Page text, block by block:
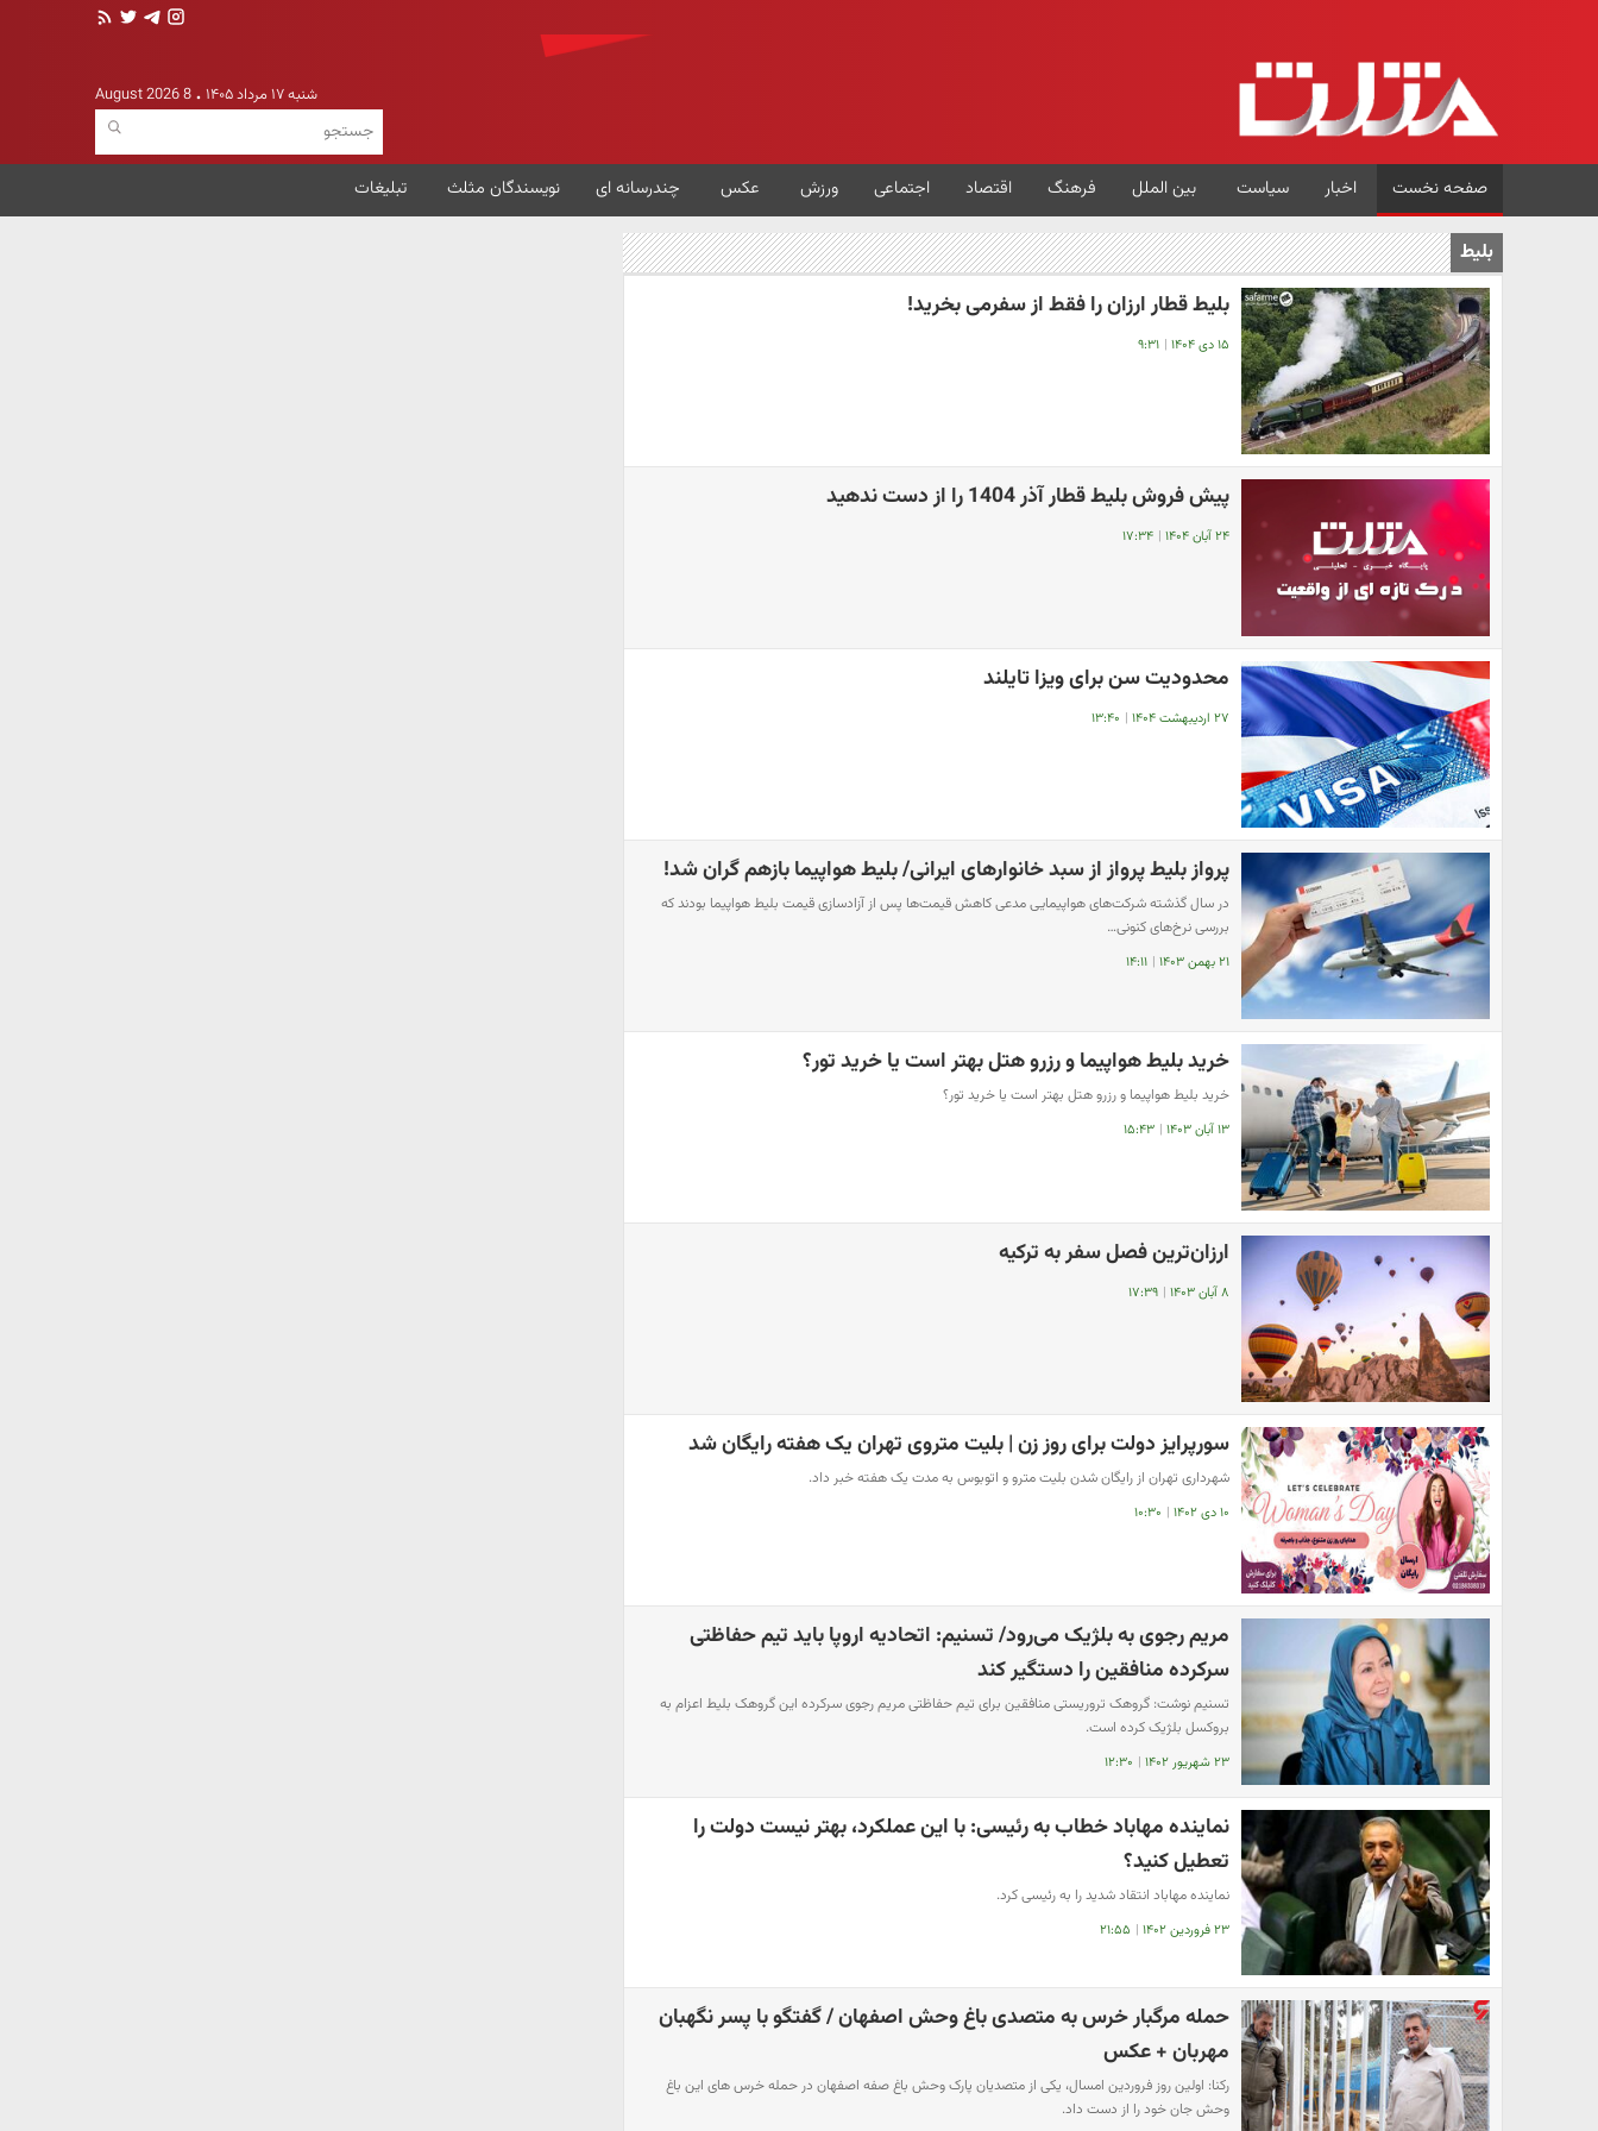
شنبه ۱۷ مرداد ۱۴۰۵ 8 August 2026
صفحه نخست اخبار سیاست بین الملل فرهنگ اقتصاد اجتماعی ورزش عکس چندرسانه ای نویسندگان مثلث تبلیغات
بلیط
بلیط قطار ارزان را فقط از سفرمی بخرید!
۱۵ دی ۱۴۰۴ | ۹:۳۱
پیش فروش بلیط قطار آذر 1404 را از دست ندهید
۲۴ آبان ۱۴۰۴ | ۱۷:۳۴
محدودیت سن برای ویزا تایلند
۲۷ اردیبهشت ۱۴۰۴ | ۱۳:۴۰
پرواز بلیط پرواز از سبد خانوارهای ایرانی/ بلیط هواپیما بازهم گران شد!
در سال گذشته شرکت‌های هواپیمایی مدعی کاهش قیمت‌ها پس از آزادسازی قیمت بلیط هواپیما بودند که
بررسی نرخ‌های کنونی…
۲۱ بهمن ۱۴۰۳ | ۱۴:۱۱
خرید بلیط هواپیما و رزرو هتل بهتر است یا خرید تور؟
خرید بلیط هواپیما و رزرو هتل بهتر است یا خرید تور؟
۱۳ آبان ۱۴۰۳ | ۱۵:۴۳
ارزان‌ترین فصل سفر به ترکیه
۸ آبان ۱۴۰۳ | ۱۷:۳۹
سورپرایز دولت برای روز زن | بلیت متروی تهران یک هفته رایگان شد
شهرداری تهران از رایگان شدن بلیت مترو و اتوبوس به مدت یک هفته خبر داد.
۱۰ دی ۱۴۰۲ | ۱۰:۳۰
مریم رجوی به بلژیک می‌رود/ تسنیم: اتحادیه اروپا باید تیم حفاظتی
سرکرده منافقین را دستگیر کند
تسنیم نوشت: گروهک تروریستی منافقین برای تیم حفاظتی مریم رجوی سرکرده این گروهک بلیط اعزام به
بروکسل بلژیک کرده است.
۲۳ شهریور ۱۴۰۲ | ۱۲:۳۰
نماینده مهاباد خطاب به رئیسی: با این عملکرد، بهتر نیست دولت را
تعطیل کنید؟
نماینده مهاباد انتقاد شدید را به رئیسی کرد.
۲۳ فروردین ۱۴۰۲ | ۲۱:۵۵
حمله مرگبار خرس به متصدی باغ وحش اصفهان / گفتگو با پسر نگهبان
مهربان + عکس
رکنا: اولین روز فروردین امسال، یکی از متصدیان پارک وحش باغ صفه اصفهان در حمله خرس های این باغ
وحش جان خود را از دست داد.